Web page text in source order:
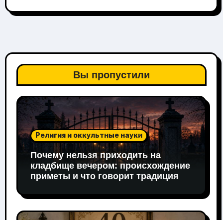
Вы пропустили
Религия и оккультные науки
Почему нельзя приходить на
кладбище вечером: происхождение
приметы и что говорит традиция